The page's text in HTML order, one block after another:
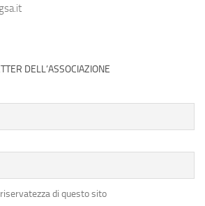
DELL’ASSOCIAZIONE
di questo sito